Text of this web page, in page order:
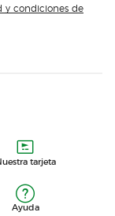
y condiciones de
tarjeta
Ayuda